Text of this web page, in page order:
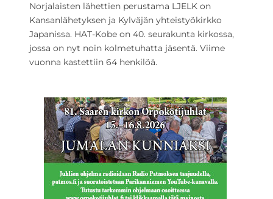
Norjalaisten lähettien perustama LJELK on
Kansanlähetyksen ja Kylväjän yhteistyökirkko
Japanissa. HAT-Kobe on 40. seurakunta kirkossa,
jossa on nyt noin kolmetuhatta jäsentä. Viime
vuonna kastettiin 64 henkilöä.